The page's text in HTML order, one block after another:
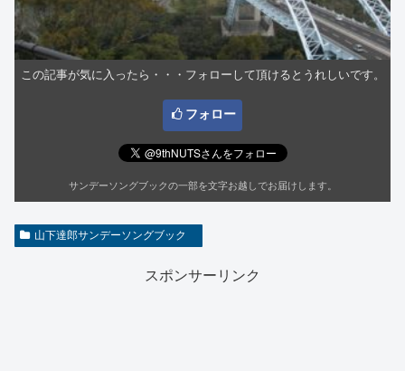
この記事が気に入ったら・・・フォローして頂けるとうれしいです。
フォロー
サンデーソングブックの一部を文字お越しでお届けします。
山下達郎サンデーソングブック
スポンサーリンク